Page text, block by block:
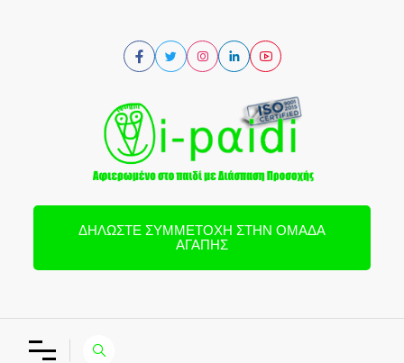
ΔΗΛΏΣΤΕ ΣΥΜΜΕΤΟΧΉ ΣΤΗΝ ΟΜΆΔΑ
ΑΓΆΠΗΣ